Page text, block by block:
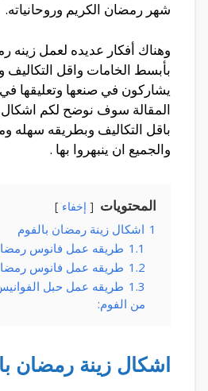
شهر رمضان الكريم وروحانياته.
وهناك أفكار عديده لعمل زينه
بأبسط الخامات واقل التكاليف
يشاركون في صنعها وتعليقها
المقالة سوف نوضح لكم اشكال
باقل التكاليف وبطريقه سهله
والجميع ان ينبهروا بها .
المحتويات إخفاء
1 اشكال زينة رمضان بالفوم
1.1 طريقه عمل فانوس
1.2 طريقه عمل فانوس
1.3 طريقه عمل حبل
من الفوم:
اشكال زينة رمضان